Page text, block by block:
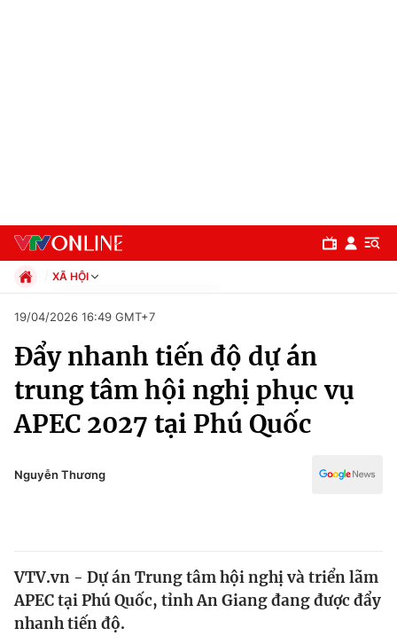
Chuyên mục
Chính trị
Thế giới
XÃ HỘI
Xã hội
Pháp luật
Thể thao
Truyền hình
Văn hóa - Giải trí
Đời sống
19/04/2026 16:49 GMT+7
Đẩy nhanh tiến độ dự án
trung tâm hội nghị phục vụ
APEC 2027 tại Phú Quốc
Nguyễn Thương
VTV.vn - Dự án Trung tâm hội nghị và triển lãm
APEC tại Phú Quốc, tỉnh An Giang đang được đẩy
nhanh tiến độ.